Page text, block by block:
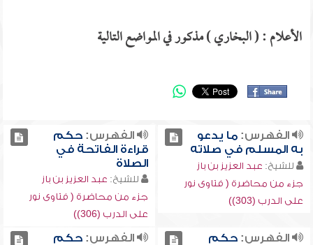
الأعلام : ( البخاري ) مذكور في المواضع التالية
الفهرس:ما يدعو
به المسلم في صلاته
للشيخ: عبد العزيز بن باز
جزء من محاضرة ( فتاوى نور
على الدرب (303))
الفهرس:حكم
قراءة الفاتحة في
الصلاة
للشيخ: عبد العزيز بن باز
جزء من محاضرة ( فتاوى نور
على الدرب (306))
الفهرس:حكم
الفهرس:حكم